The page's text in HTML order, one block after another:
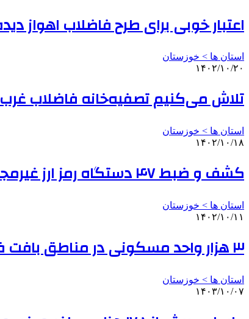
اعتبار خوبی برای طرح فاضلاب اهواز
استان ها > خوزستان
۱۴۰۲/۱۰/۲۰
تلاش می‌کنیم تصفیه‌خانه فاضلاب
استان ها > خوزستان
۱۴۰۲/۱۰/۱۸
کشف و ضبط ۴۷ دستگاه رمز ارز غیرمجاز در خوزستان
استان ها > خوزستان
۱۴۰۲/۱۰/۱۱
۳ هزار واحد مسکونی در مناطق بافت فرسوده آبادان نوسازی می‌شوند
استان ها > خوزستان
۱۴۰۳/۱۰/۰۷